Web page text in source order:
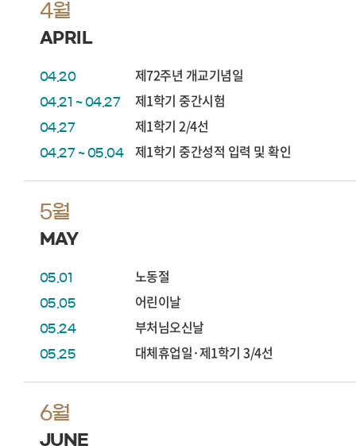
4월
APRIL
04.20 제72주년 개교기념일
04.21 ~ 04.27 제1학기 중간시험
04.27 제1학기 2/4선
04.27 ~ 05.04 제1학기 중간성적 입력 및 확인
5월
MAY
05.01 노동절
05.05 어린이날
05.24 부처님오신날
05.25 대체휴업일·제1학기 3/4선
6월
JUNE